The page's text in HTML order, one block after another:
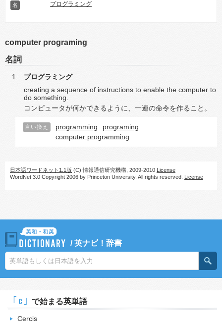
名 プログラミング
computer programing
名詞
プログラミング
creating a sequence of instructions to enable the computer to
do something.
コンピュータが何かできるように、一連の命令を作ること。
言い換え programming
programing
computer programming
日本語ワードネット1.1版 (C) 情報通信研究機構, 2009-2010 License
WordNet 3.0 Copyright 2006 by Princeton University. All rights reserved. License
/英ナビ！辞書
｢c｣ で始まる英単語
Cercis